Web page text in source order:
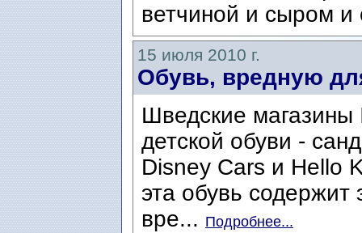
ветчиной и сыром
15 июля 2010 г.
Обувь, вредную
Шведские магазины
детской обуви -
Disney Cars и Hello
эта обувь
вре... Подробнее...